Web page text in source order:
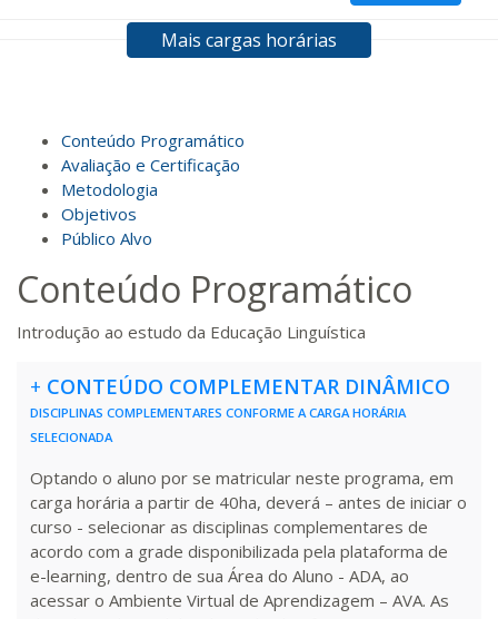
dias 45dias
120 H 15dias 60dias
140 H 18dias
160 H dias 60 dias
R$ 793,10
180 H 23dias 90dias
R$ 892,23
Matricular
200 H 25dias 90dias
R$ 991,36
Matricular
220 H 28dias 90dias
R$ 1.090,51
Matricular
Mais cargas horárias
Conteúdo Programático
Avaliação e Certificação
Metodologia
Objetivos
Público Alvo
Conteúdo Programático
Introdução ao estudo da Educação Linguística
+ CONTEÚDO COMPLEMENTAR DINÂMICO
DISCIPLINAS COMPLEMENTARES CONFORME A CARGA HORÁRIA
SELECIONADA
Optando o aluno por se matricular neste programa, em
carga horária a partir de 40ha, deverá – antes de iniciar o
curso - selecionar as disciplinas complementares de
acordo com a grade disponibilizada pela plataforma de
e-learning, dentro de sua Área do Aluno - ADA, ao
acessar o Ambiente Virtual de Aprendizagem – AVA. As